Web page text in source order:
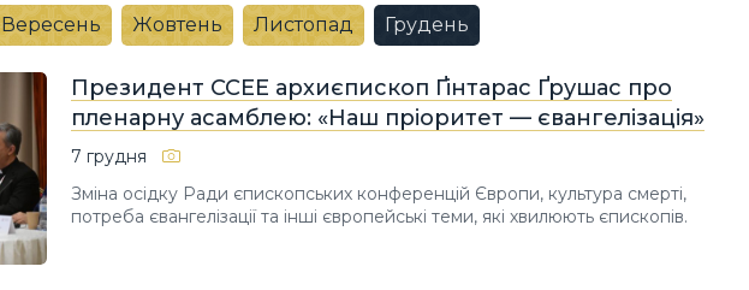
Вересень Жовтень Листопад Грудень
Президент CCEE архиєпископ Ґінтарас Ґрушас про
пленарну асамблею: «Наш пріоритет — євангелізація»
7 грудня
Зміна осідку Ради єпископських конференцій Європи, культура смерті,
потреба євангелізації та інші європейські теми, які хвилюють єпископів.